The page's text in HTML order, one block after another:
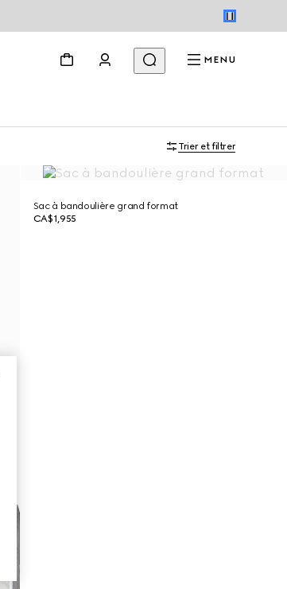
MENU
Trier et filtrer
Sac à bandoulière grand format
CA$1,955